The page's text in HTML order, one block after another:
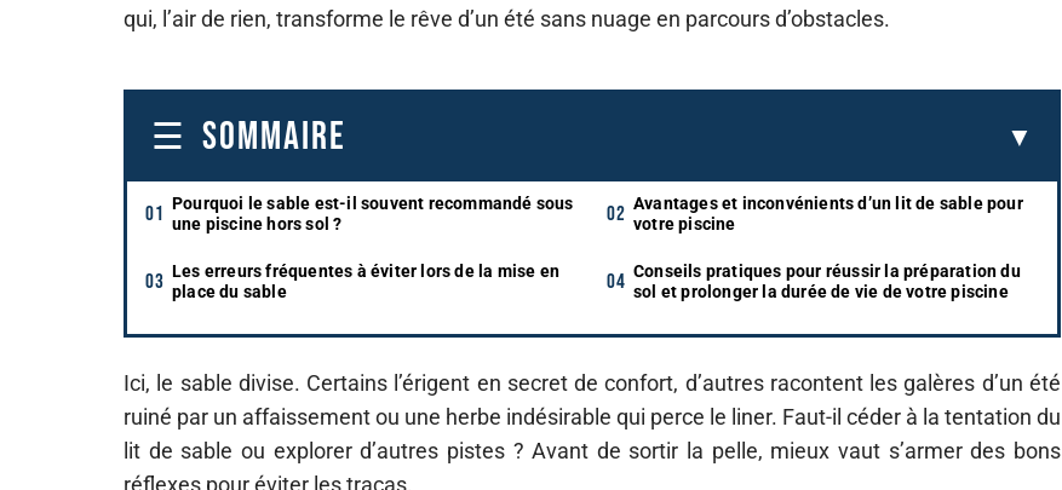
qui, l’air de rien, transforme le rêve d’un été sans nuage en parcours d’obstacles.
SOMMAIRE
Pourquoi le sable est-il souvent recommandé sous
une piscine hors sol ?
Avantages et inconvénients d’un lit de sable pour
votre piscine
Les erreurs fréquentes à éviter lors de la mise en
place du sable
Conseils pratiques pour réussir la préparation du
sol et prolonger la durée de vie de votre piscine
Ici, le sable divise. Certains l’érigent en secret de confort, d’autres racontent les galères d’un été
ruiné par un affaissement ou une herbe indésirable qui perce le liner. Faut-il céder à la tentation du
lit de sable ou explorer d’autres pistes ? Avant de sortir la pelle, mieux vaut s’armer des bons
réflexes pour éviter les tracas.